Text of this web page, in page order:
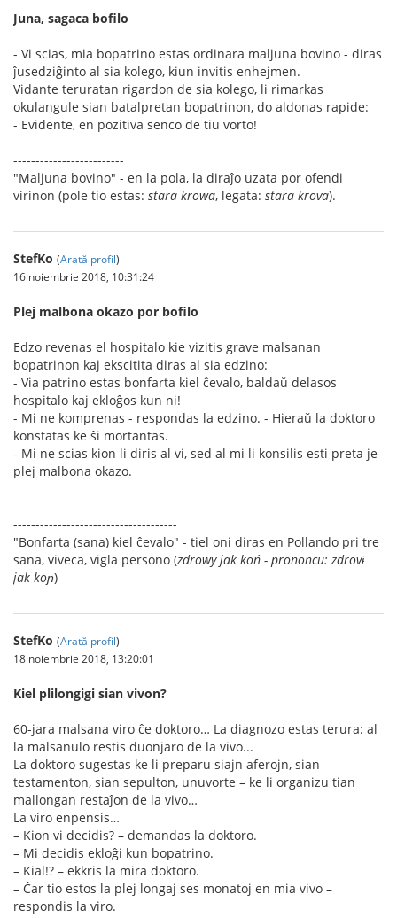
Juna, sagaca bofilo
- Vi scias, mia bopatrino estas ordinara maljuna bovino - diras
ĵusedziĝinto al sia kolego, kiun invitis enhejmen.
Vidante teruratan rigardon de sia kolego, li rimarkas
okulangule sian batalpretan bopatrinon, do aldonas rapide:
- Evidente, en pozitiva senco de tiu vorto!
-------------------------
"Maljuna bovino" - en la pola, la diraĵo uzata por ofendi
virinon (pole tio estas: stara krowa, legata: stara krova).
StefKo (Arată profil)
16 noiembrie 2018, 10:31:24
Plej malbona okazo por bofilo
Edzo revenas el hospitalo kie vizitis grave malsanan
bopatrinon kaj ekscitita diras al sia edzino:
- Via patrino estas bonfarta kiel ĉevalo, baldaŭ delasos
hospitalo kaj ekloĝos kun ni!
- Mi ne komprenas - respondas la edzino. - Hieraŭ la doktoro
konstatas ke ŝi mortantas.
- Mi ne scias kion li diris al vi, sed al mi li konsilis esti preta je
plej malbona okazo.
-------------------------------------
"Bonfarta (sana) kiel ĉevalo" - tiel oni diras en Pollando pri tre
sana, viveca, vigla persono (zdrowy jak koń - prononcu: zdrovɨ
jak koɲ)
StefKo (Arată profil)
18 noiembrie 2018, 13:20:01
Kiel plilongigi sian vivon?
60-jara malsana viro ĉe doktoro… La diagnozo estas terura: al
la malsanulo restis duonjaro de la vivo...
La doktoro sugestas ke li preparu siajn aferojn, sian
testamenton, sian sepulton, unuvorte – ke li organizu tian
mallongan restaĵon de la vivo…
La viro enpensis…
– Kion vi decidis? – demandas la doktoro.
– Mi decidis ekloĝi kun bopatrino.
– Kial!? – ekkris la mira doktoro.
– Ĉar tio estos la plej longaj ses monatoj en mia vivo –
respondis la viro.